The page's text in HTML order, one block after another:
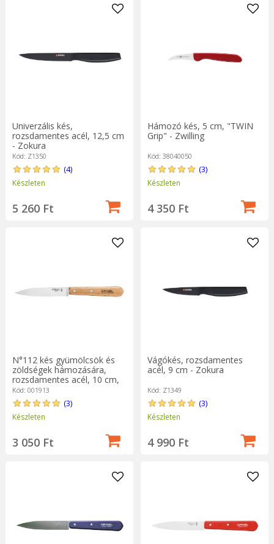
Univerzális kés,
rozsdamentes acél, 12,5 cm
- Zokura
Kód: Z1350
(4)
Készleten
5 260 Ft
Hámozó kés, 5 cm, "TWIN
Grip" - Zwilling
Kód: 38040050
(3)
Készleten
4 350 Ft
N°112 kés gyümölcsök és
zöldségek hámozására,
rozsdamentes acél, 10 cm,
"Les Essentiels" - Opinel
Kód: 001913
(3)
Készleten
3 050 Ft
Vágókés, rozsdamentes
acél, 9 cm - Zokura
Kód: Z1349
(3)
Készleten
4 990 Ft